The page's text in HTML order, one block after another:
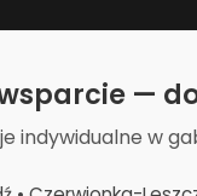
—
indywidualne w